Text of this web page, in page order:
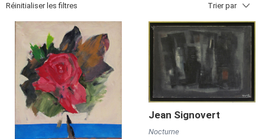
Réinitialiser les filtres Trier par
Jean Signovert
Nocturne